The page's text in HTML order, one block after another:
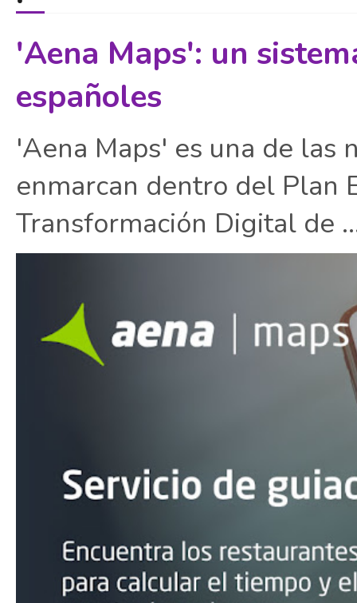
'Aena Maps': un
españoles
'Aena Maps' es una de las
enmarcan dentro del Plan
Transformación Digital de